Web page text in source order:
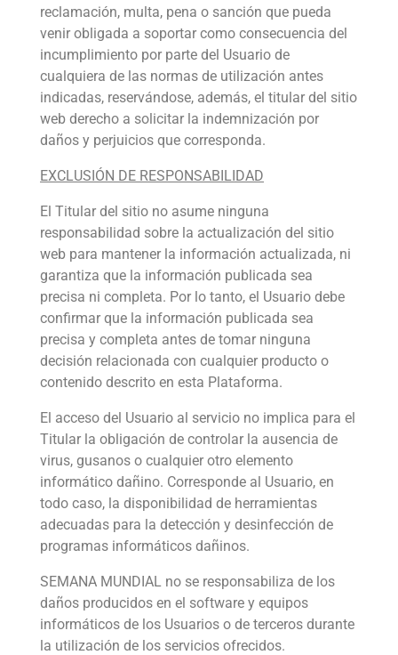
reclamación, multa, pena o sanción que pueda
venir obligada a soportar como consecuencia del
incumplimiento por parte del Usuario de
cualquiera de las normas de utilización antes
indicadas, reservándose, además, el titular del sitio
web derecho a solicitar la indemnización por
daños y perjuicios que corresponda.
EXCLUSIÓN DE RESPONSABILIDAD
El Titular del sitio no asume ninguna
responsabilidad sobre la actualización del sitio
web para mantener la información actualizada, ni
garantiza que la información publicada sea
precisa ni completa. Por lo tanto, el Usuario debe
confirmar que la información publicada sea
precisa y completa antes de tomar ninguna
decisión relacionada con cualquier producto o
contenido descrito en esta Plataforma.
El acceso del Usuario al servicio no implica para el
Titular la obligación de controlar la ausencia de
virus, gusanos o cualquier otro elemento
informático dañino. Corresponde al Usuario, en
todo caso, la disponibilidad de herramientas
adecuadas para la detección y desinfección de
programas informáticos dañinos.
SEMANA MUNDIAL no se responsabiliza de los
daños producidos en el software y equipos
informáticos de los Usuarios o de terceros durante
la utilización de los servicios ofrecidos.